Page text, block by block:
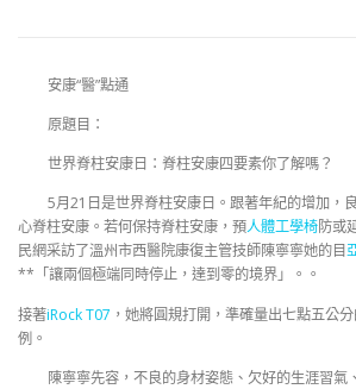
安康“醫”點通
原題目：
世界脊柱安康日：脊柱安康四要素你了解嗎？
5月21日是世界脊柱安康日。跟著年紀的增加，
心脊柱安康。若何保持脊柱安康，預人體工學椅防或
民網采訪了溫州市西醫院康復主管技師陳寧寧她的目
**「讓兩個極端同時停止，達到零的境界」。。
接著iRock T07 ，她將圓規打開，準確量出七點五公
例。
陳寧寧先容，不良的身材姿態、欠好的生涯習氣